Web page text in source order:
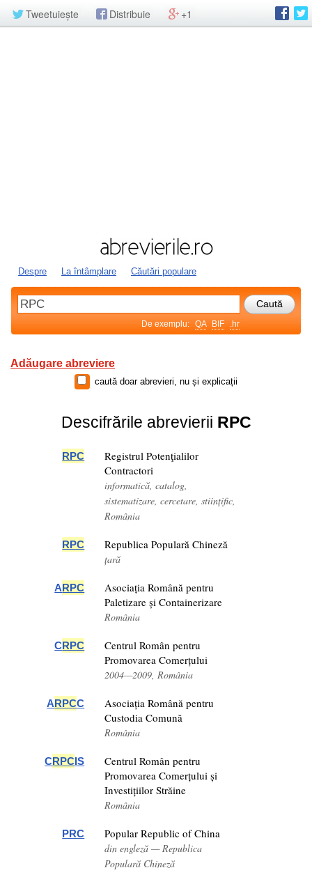
Tweetuiește Distribuie +1
Despre La întâmplare Căutări populare
De exemplu: QA BIF .hr
Adăugare abreviere
caută doar abrevieri, nu și explicații
Descifrările abrevierii RPC
RPC
Registrul Potenţialilor
Contractori
informatică, catalog,
sistematizare, cercetare, stiințific,
România
RPC Republica Populară Chineză
țară
ARPC
Asociația Română pentru
Paletizare și Containerizare
România
CRPC
Centrul Român pentru
Promovarea Comerțului
2004—2009, România
ARPCC
Asociația Română pentru
Custodia Comună
România
CRPCIS
Centrul Român pentru
Promovarea Comerțului și
Investițiilor Străine
România
PRC Popular Republic of China
din engleză — Republica
Populară Chineză